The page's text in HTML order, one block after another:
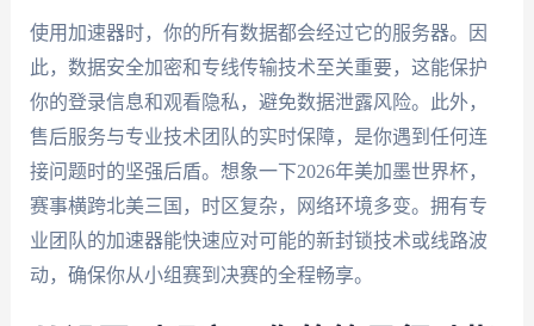
使用加速器时，你的所有数据都会经过它的服务器。因
此，数据安全加密和专线传输技术至关重要，这能保护
你的登录信息和观看隐私，避免数据泄露风险。此外，
售后服务与专业技术团队的实时保障，是你遇到任何连
接问题时的坚强后盾。想象一下2026年美加墨世界杯，
赛事横跨北美三国，时区复杂，网络环境多变。拥有专
业团队的加速器能快速应对可能的新封锁技术或线路波
动，确保你从小组赛到决赛的全程畅享。